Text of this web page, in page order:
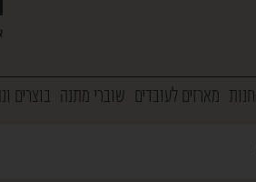
חנות מארזים לעובדים שוברי מתנה בוצרים ונהנים